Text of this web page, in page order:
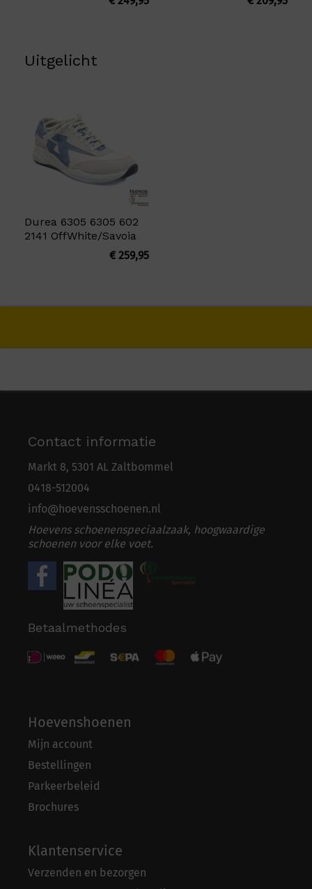
Uitgelicht
Durea 6305 6305 602
2141 OffWhite/Savoia
€259,95
Contact informatie
Markt 8, 5301 AL Zaltbommel
0418-512004
info@hoevensschoenen.nl
Hoevens schoenenspeciaalzaak, hoogwaardige
schoenen voor elke voet.
Betaalmethodes
Hoevenshoenen
Mijn account
Bestellingen
Parkeerbeleid
Brochures
Klantenservice
Verzenden en bezorgen